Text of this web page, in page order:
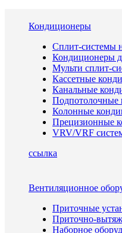
Кондиционеры
Сплит-системы
Кондиционеры
Мульти сплит-
Кассетные
Канальные
Подпотолочные
Колонные
Прецизионные
VRV/VRF
ссылка
Вентиляционное
Приточные
Приточно-
Наборное